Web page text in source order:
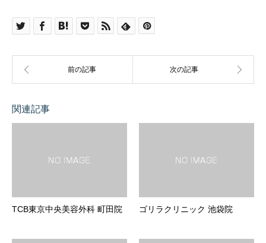
関連記事
TCB東京中央美容外科 町田院 ゴリラクリニック 池袋院